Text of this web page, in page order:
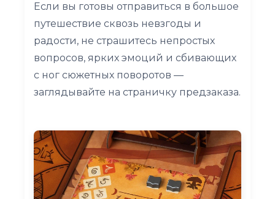
Если вы готовы отправиться в большое
путешествие сквозь невзгоды и
радости, не страшитесь непростых
вопросов, ярких эмоций и сбивающих
с ног сюжетных поворотов —
заглядывайте на страничку предзаказа.